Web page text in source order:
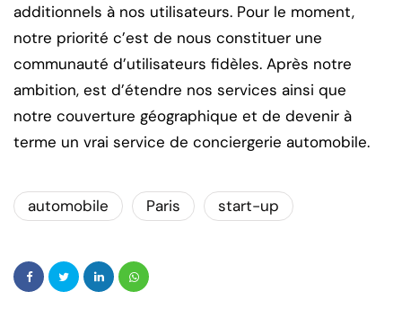
additionnels à nos utilisateurs. Pour le moment,
notre priorité c’est de nous constituer une
communauté d’utilisateurs fidèles. Après notre
ambition, est d’étendre nos services ainsi que
notre couverture géographique et de devenir à
terme un vrai service de conciergerie automobile.
automobile Paris start-up